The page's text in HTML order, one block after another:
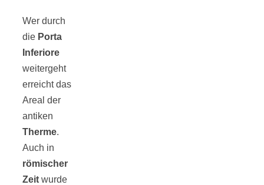
Wer durch
die Porta
Inferiore
weitergeht
erreicht das
Areal der
antiken
Therme.
Auch in
römischer
Zeit wurde